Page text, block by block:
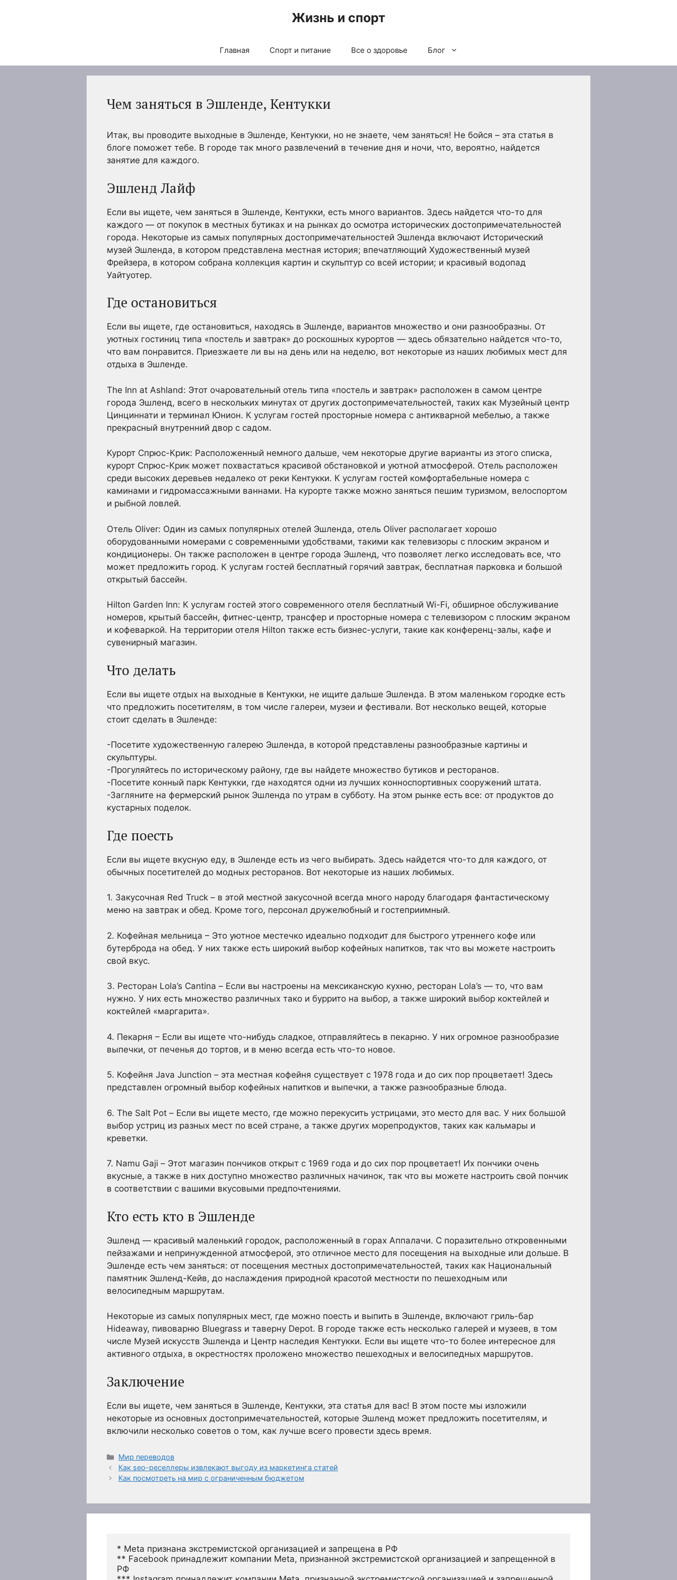
Жизнь и спорт
Главная Спорт и питание Все о здоровье Блог
Чем заняться в Эшленде, Кентукки
Итак, вы проводите выходные в Эшленде, Кентукки, но не знаете, чем заняться! Не бойся – эта статья в
блоге поможет тебе. В городе так много развлечений в течение дня и ночи, что, вероятно, найдется
занятие для каждого.
Эшленд Лайф
Если вы ищете, чем заняться в Эшленде, Кентукки, есть много вариантов. Здесь найдется что-то для
каждого — от покупок в местных бутиках и на рынках до осмотра исторических достопримечательностей
города. Некоторые из самых популярных достопримечательностей Эшленда включают Исторический
музей Эшленда, в котором представлена местная история; впечатляющий Художественный музей
Фрейзера, в котором собрана коллекция картин и скульптур со всей истории; и красивый водопад
Уайтуотер.
Где остановиться
Если вы ищете, где остановиться, находясь в Эшленде, вариантов множество и они разнообразны. От
уютных гостиниц типа «постель и завтрак» до роскошных курортов — здесь обязательно найдется что-то,
что вам понравится. Приезжаете ли вы на день или на неделю, вот некоторые из наших любимых мест для
отдыха в Эшленде.
The Inn at Ashland: Этот очаровательный отель типа «постель и завтрак» расположен в самом центре
города Эшленд, всего в нескольких минутах от других достопримечательностей, таких как Музейный центр
Цинциннати и терминал Юнион. К услугам гостей просторные номера с антикварной мебелью, а также
прекрасный внутренний двор с садом.
Курорт Спрюс-Крик: Расположенный немного дальше, чем некоторые другие варианты из этого списка,
курорт Спрюс-Крик может похвастаться красивой обстановкой и уютной атмосферой. Отель расположен
среди высоких деревьев недалеко от реки Кентукки. К услугам гостей комфортабельные номера с
каминами и гидромассажными ваннами. На курорте также можно заняться пешим туризмом, велоспортом
и рыбной ловлей.
Отель Oliver: Один из самых популярных отелей Эшленда, отель Oliver располагает хорошо
оборудованными номерами с современными удобствами, такими как телевизоры с плоским экраном и
кондиционеры. Он также расположен в центре города Эшленд, что позволяет легко исследовать все, что
может предложить город. К услугам гостей бесплатный горячий завтрак, бесплатная парковка и большой
открытый бассейн.
Hilton Garden Inn: К услугам гостей этого современного отеля бесплатный Wi-Fi, обширное обслуживание
номеров, крытый бассейн, фитнес-центр, трансфер и просторные номера с телевизором с плоским экраном
и кофеваркой. На территории отеля Hilton также есть бизнес-услуги, такие как конференц-залы, кафе и
сувенирный магазин.
Что делать
Если вы ищете отдых на выходные в Кентукки, не ищите дальше Эшленда. В этом маленьком городке есть
что предложить посетителям, в том числе галереи, музеи и фестивали. Вот несколько вещей, которые
стоит сделать в Эшленде:
-Посетите художественную галерею Эшленда, в которой представлены разнообразные картины и
скульптуры.
-Прогуляйтесь по историческому району, где вы найдете множество бутиков и ресторанов.
-Посетите конный парк Кентукки, где находятся одни из лучших конноспортивных сооружений штата.
-Загляните на фермерский рынок Эшленда по утрам в субботу. На этом рынке есть все: от продуктов до
кустарных поделок.
Где поесть
Если вы ищете вкусную еду, в Эшленде есть из чего выбирать. Здесь найдется что-то для каждого, от
обычных посетителей до модных ресторанов. Вот некоторые из наших любимых.
1. Закусочная Red Truck – в этой местной закусочной всегда много народу благодаря фантастическому
меню на завтрак и обед. Кроме того, персонал дружелюбный и гостеприимный.
2. Кофейная мельница – Это уютное местечко идеально подходит для быстрого утреннего кофе или
бутерброда на обед. У них также есть широкий выбор кофейных напитков, так что вы можете настроить
свой вкус.
3. Ресторан Lola’s Cantina – Если вы настроены на мексиканскую кухню, ресторан Lola’s — то, что вам
нужно. У них есть множество различных тако и буррито на выбор, а также широкий выбор коктейлей и
коктейлей «маргарита».
4. Пекарня – Если вы ищете что-нибудь сладкое, отправляйтесь в пекарню. У них огромное разнообразие
выпечки, от печенья до тортов, и в меню всегда есть что-то новое.
5. Кофейня Java Junction – эта местная кофейня существует с 1978 года и до сих пор процветает! Здесь
представлен огромный выбор кофейных напитков и выпечки, а также разнообразные блюда.
6. The Salt Pot – Если вы ищете место, где можно перекусить устрицами, это место для вас. У них большой
выбор устриц из разных мест по всей стране, а также других морепродуктов, таких как кальмары и
креветки.
7. Namu Gaji – Этот магазин пончиков открыт с 1969 года и до сих пор процветает! Их пончики очень
вкусные, а также в них доступно множество различных начинок, так что вы можете настроить свой пончик
в соответствии с вашими вкусовыми предпочтениями.
Кто есть кто в Эшленде
Эшленд — красивый маленький городок, расположенный в горах Аппалачи. С поразительно откровенными
пейзажами и непринужденной атмосферой, это отличное место для посещения на выходные или дольше. В
Эшленде есть чем заняться: от посещения местных достопримечательностей, таких как Национальный
памятник Эшленд-Кейв, до наслаждения природной красотой местности по пешеходным или
велосипедным маршрутам.
Некоторые из самых популярных мест, где можно поесть и выпить в Эшленде, включают гриль-бар
Hideaway, пивоварню Bluegrass и таверну Depot. В городе также есть несколько галерей и музеев, в том
числе Музей искусств Эшленда и Центр наследия Кентукки. Если вы ищете что-то более интересное для
активного отдыха, в окрестностях проложено множество пешеходных и велосипедных маршрутов.
Заключение
Если вы ищете, чем заняться в Эшленде, Кентукки, эта статья для вас! В этом посте мы изложили
некоторые из основных достопримечательностей, которые Эшленд может предложить посетителям, и
включили несколько советов о том, как лучше всего провести здесь время.
Рубрики
Мир переводов
Как seo-реселлеры извлекают выгоду из маркетинга статей
Как посмотреть на мир с ограниченным бюджетом
* Meta признана экстремистской организацией и запрещена в РФ
** Facebook принадлежит компании Meta, признанной экстремистской организацией и запрещенной в
РФ